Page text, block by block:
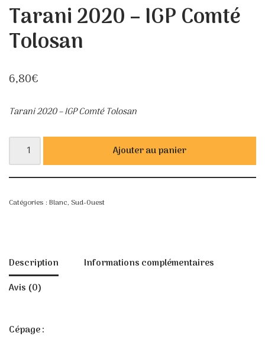
Tarani 2020 – IGP Comté
Tolosan
6,80€
Tarani 2020 – IGP Comté Tolosan
Ajouter au panier
Catégories : Blanc, Sud-Ouest
Description
Informations complémentaires
Avis (0)
Cépage :